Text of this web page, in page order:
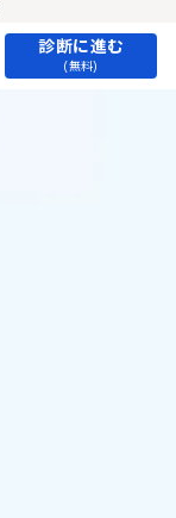
診断に進む
(無料)